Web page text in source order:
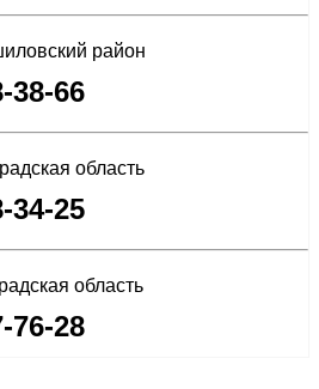
район
38-66
область
34-25
область
76-28